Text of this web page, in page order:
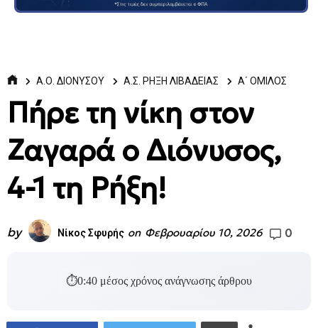
Α.Ο. ΔΙΟΝΥΣΟΥ Α.Σ. ΡΗΞΗ ΛΙΒΑΔΕΙΑΣ Α΄ ΟΜΙΛΟΣ
Πήρε τη νίκη στον
Ζαγαρά ο Διόνυσος,
4-1 τη Ρήξη!
by Νίκος Σφυρής on Φεβρουαρίου 10, 2026 0
⏱0:40 μέσος χρόνος ανάγνωσης άρθρου